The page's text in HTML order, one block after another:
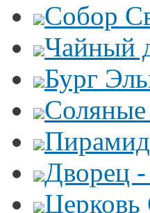
Собор
Чайный
Бург
Соляные
Дворец